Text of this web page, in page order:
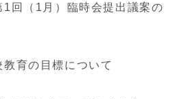
回（1月）臨時会提出議案の
育の目標について